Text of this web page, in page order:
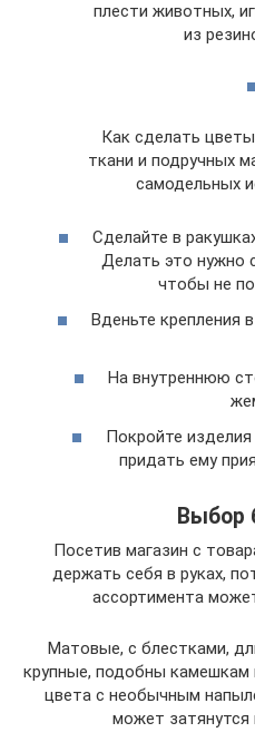
плести животных,
из
Как сделать
ткани и подручных
самодельных
Сделайте в
Делать это нужно
чтобы не
Вденьте крепления
На внутреннюю
Покройте
придать ему
Выбор
Посетив магазин с
держать себя в руках,
ассортимента
Матовые, с блестками,
крупные, подобны
цвета с необычным
может затянутся